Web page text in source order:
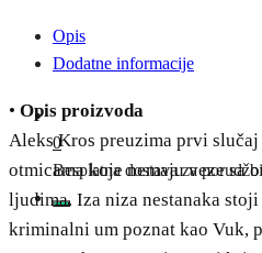
0
Besplatna dostava za
Opis
Dodatne informacije
• Opis proizvoda
Aleks Kros preuzima prvi slučaj
otmicama koje nemaju veze sa
ljudima. Iza niza nestanaka
kriminalni um poznat kao Vuk,